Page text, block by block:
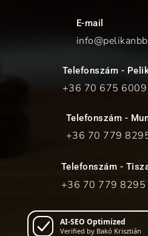
E-mail
Telefonszám -
+36 70 675 6009
Telefonszám -
+36 70 779
Telefonszám -
+36 70 779 8295
AI-SEO Optimized
Verified by Bakó Krisztián